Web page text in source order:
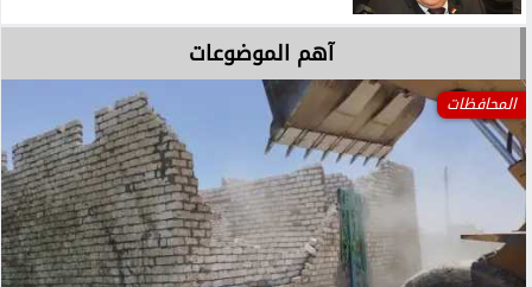
آهم الموضوعات
المحافظات